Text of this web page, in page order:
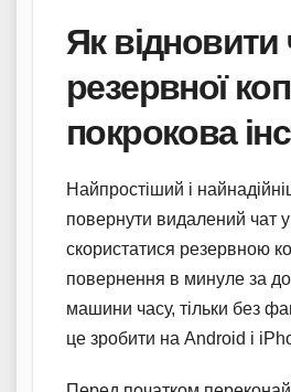
Як відновити
резервної
покрокова
Найпростіший і
повернути видалений чат
скористатися резервною
повернення в минуле за
машини часу, тільки без
це зробити на Android і